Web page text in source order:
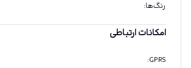
رنگ‌ها:
امکانات ارتباطی
GPRS
: